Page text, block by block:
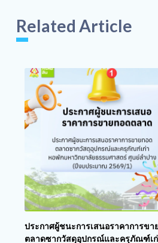
Related Article
ประกาศผู้ชนะการเสนอราคาการขา
ตลาดซากวัสดุอุปกรณ์และครุภัณฑ์เ